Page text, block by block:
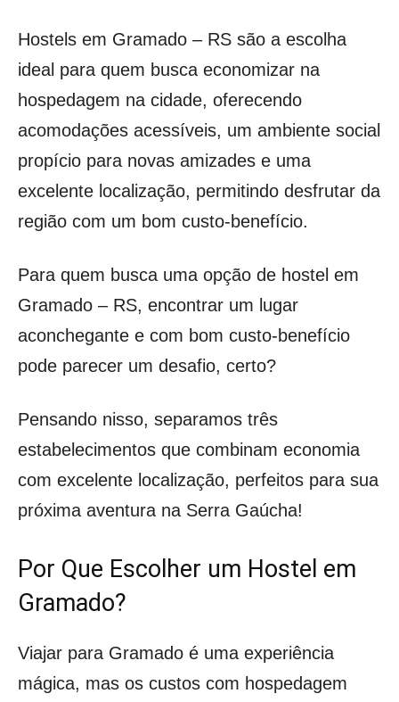
Hostels em Gramado – RS são a escolha
ideal para quem busca economizar na
hospedagem na cidade, oferecendo
acomodações acessíveis, um ambiente social
propício para novas amizades e uma
excelente localização, permitindo desfrutar da
região com um bom custo-benefício.
Para quem busca uma opção de hostel em
Gramado – RS, encontrar um lugar
aconchegante e com bom custo-benefício
pode parecer um desafio, certo?
Pensando nisso, separamos três
estabelecimentos que combinam economia
com excelente localização, perfeitos para sua
próxima aventura na Serra Gaúcha!
Por Que Escolher um Hostel em
Gramado?
Viajar para Gramado é uma experiência
mágica, mas os custos com hospedagem